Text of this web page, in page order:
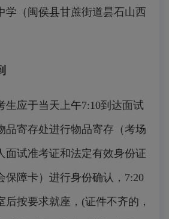
学（闽侯县甘蔗街道昙石山西
生应于当天上午7:10到达面试
品寄存处进行物品寄存（考场
面试准考证和法定有效身份证
保障卡）进行身份确认， 7:20
后按要求就座， (证件不齐的，